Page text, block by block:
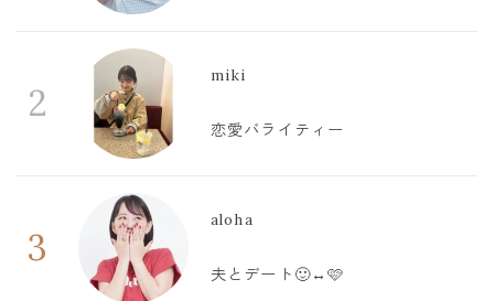
2
miki
恋愛バライティー
3
aloha
夫とデート🙂‍↔️🩷